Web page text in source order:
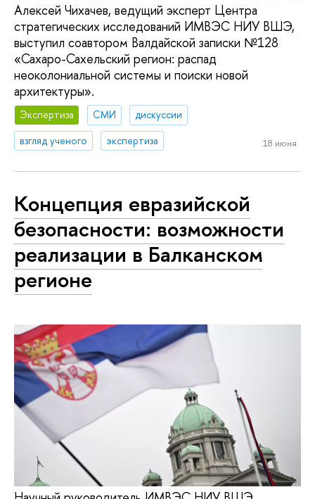
Алексей Чихачев, ведущий эксперт Центра
стратегических исследований ИМВЭС НИУ ВШЭ,
выступил соавтором Валдайской записки №128
«Сахаро-Сахельский регион: распад
неоколониальной системы и поиски новой
архитектуры».
Экспертиза СМИ
дискуссии
взгляд ученого
экспертиза 18 июня
Концепция евразийской
безопасности: возможности
реализации в Балканском
регионе